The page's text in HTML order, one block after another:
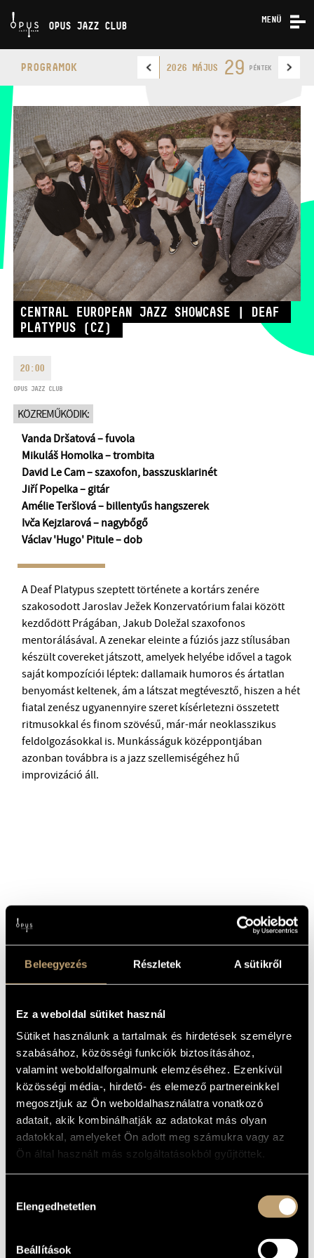
Beleegyezés Részletek A sütikről
Ez a weboldal sütiket használ
Sütiket használunk a tartalmak és hirdetések személyre
szabásához, közösségi funkciók biztosításához,
valamint weboldalforgalmunk elemzéséhez. Ezenkívül
közösségi média-, hirdető- és elemező partnereinkkel
megosztjuk az Ön weboldalhasználatra vonatkozó
adatait, akik kombinálhatják az adatokat más olyan
adatokkal, amelyeket Ön adott meg számukra vagy az
Ön által használt más szolgáltatásokból gyűjtöttek.
kiválasztása
Elengedhetetlen
Beállítások
OPUS JAZZ CLUB
MENÜ
RÓLUNK
KAPCSOLAT
OPUS JAZZ CLUB
TELEFON
FAX
EMAIL
TELEFON
JEGYPÉNZTÁR
NYITVA TARTÁSA
HÉTFŐ:09:00-18:00
BMC HÁZ
OPUS JAZZ CLUB
BMC RECORDS
ZENEI INFORMÁCIÓS KÖZPONT ÉS KÖNYVTÁR
BMC NEMZETKÖZI CIMBALOMVERSENY 2019
PROGRAMOK 2026 MÁJUS 29 PÉNTEK
CENTRAL EUROPEAN JAZZ SHOWCASE | DEAF
PLATYPUS (CZ)
20:00
OPUS JAZZ CLUB
KÖZREMŰKÖDIK:
Vanda Dršatová – fuvola
Mikuláš Homolka – trombita
David Le Cam – szaxofon, basszusklarinét
Jiří Popelka – gitár
Amélie Teršlová – billentyűs hangszerek
Ivča Kejzlarová – nagybőgő
Václav 'Hugo' Pitule – dob
A Deaf Platypus szeptett története a kortárs zenére
szakosodott Jaroslav Ježek Konzervatórium falai között
kezdődött Prágában, Jakub Doležal szaxofonos
mentorálásával. A zenekar eleinte a fúziós jazz stílusában
készült covereket játszott, amelyek helyébe idővel a tagok
saját kompozíciói léptek: dallamaik humoros és ártatlan
benyomást keltenek, ám a látszat megtévesztő, hiszen a hét
fiatal zenész ugyanennyire szeret kísérletezni összetett
ritmusokkal és finom szövésű, már-már neoklasszikus
feldolgozásokkal is. Munkásságuk középpontjában
azonban továbbra is a jazz szellemiségéhez hű
improvizáció áll.